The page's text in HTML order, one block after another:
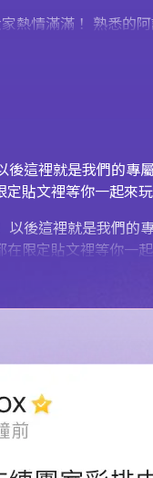
熱情滿滿！ 熟悉的
這裡就是我們的
貼文裡等你一起來玩